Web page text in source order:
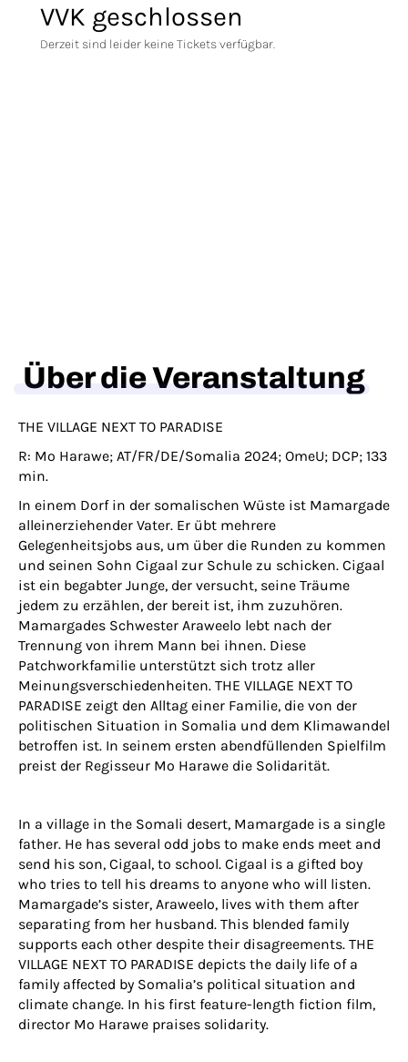
VVK geschlossen
Derzeit sind leider keine Tickets verfügbar.
Über die Veranstaltung
THE VILLAGE NEXT TO PARADISE
R: Mo Harawe; AT/FR/DE/Somalia 2024; OmeU; DCP; 133
min.
In einem Dorf in der somalischen Wüste ist Mamargade
alleinerziehender Vater. Er übt mehrere
Gelegenheitsjobs aus, um über die Runden zu kommen
und seinen Sohn Cigaal zur Schule zu schicken. Cigaal
ist ein begabter Junge, der versucht, seine Träume
jedem zu erzählen, der bereit ist, ihm zuzuhören.
Mamargades Schwester Araweelo lebt nach der
Trennung von ihrem Mann bei ihnen. Diese
Patchworkfamilie unterstützt sich trotz aller
Meinungsverschiedenheiten. THE VILLAGE NEXT TO
PARADISE zeigt den Alltag einer Familie, die von der
politischen Situation in Somalia und dem Klimawandel
betroffen ist. In seinem ersten abendfüllenden Spielfilm
preist der Regisseur Mo Harawe die Solidarität.
In a village in the Somali desert, Mamargade is a single
father. He has several odd jobs to make ends meet and
send his son, Cigaal, to school. Cigaal is a gifted boy
who tries to tell his dreams to anyone who will listen.
Mamargade’s sister, Araweelo, lives with them after
separating from her husband. This blended family
supports each other despite their disagreements. THE
VILLAGE NEXT TO PARADISE depicts the daily life of a
family affected by Somalia’s political situation and
climate change. In his first feature-length fiction film,
director Mo Harawe praises solidarity.